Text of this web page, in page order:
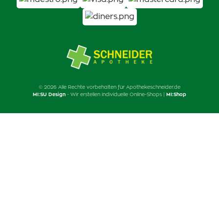
© 2026 Alle Rechte vorbehalten für Apothekeschneider.de
MI:SU Design - Wir erstellen individuelle Online-Shops | MI:Shop